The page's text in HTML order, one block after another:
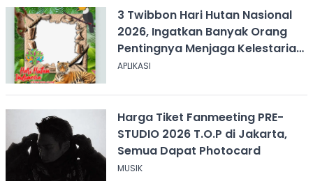
3 Twibbon Hari Hutan Nasional
2026, Ingatkan Banyak Orang
Pentingnya Menjaga Kelestarian
Hutan
APLIKASI
Harga Tiket Fanmeeting PRE-
STUDIO 2026 T.O.P di Jakarta,
Semua Dapat Photocard
MUSIK